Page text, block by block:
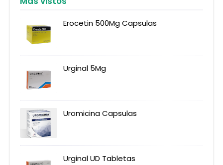
Erocetin 500Mg Capsulas
Urginal 5Mg
Uromicina Capsulas
Urginal UD Tabletas